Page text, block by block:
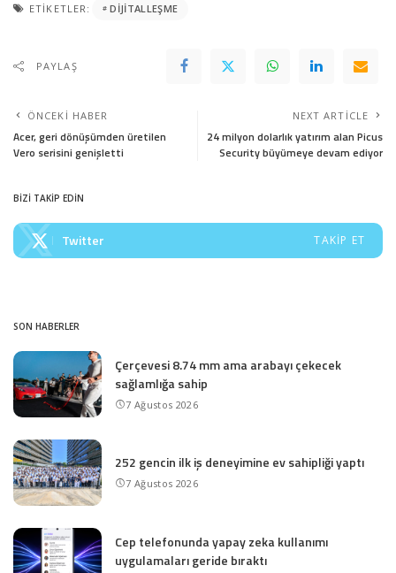
ETIKETLER: DIJITALLEŞME
PAYLAŞ
ÖNCEKI HABER
Acer, geri dönüşümden üretilen
Vero serisini genişletti
NEXT ARTICLE
24 milyon dolarlık yatırım alan Picus
Security büyümeye devam ediyor
BİZİ TAKİP EDİN
Twitter TAKIP ET
SON HABERLER
Çerçevesi 8.74 mm ama arabayı çekecek
sağlamlığa sahip
7 Ağustos 2026
252 gencin ilk iş deneyimine ev sahipliği yaptı
7 Ağustos 2026
Cep telefonunda yapay zeka kullanımı
uygulamaları geride bıraktı